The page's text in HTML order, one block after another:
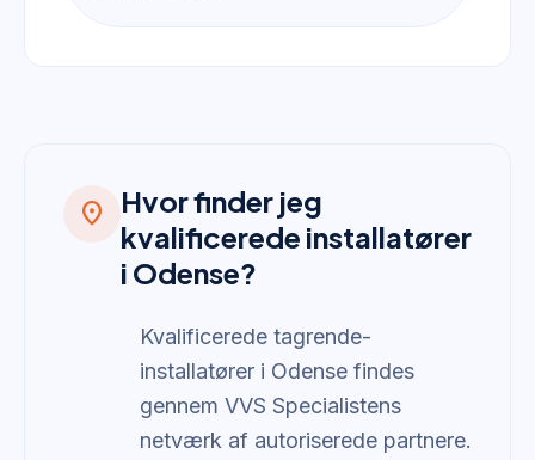
location_on
Hvor finder jeg
kvalificerede installatører
i Odense?
Kvalificerede tagrende-
installatører i Odense findes
gennem VVS Specialistens
netværk af autoriserede partnere.